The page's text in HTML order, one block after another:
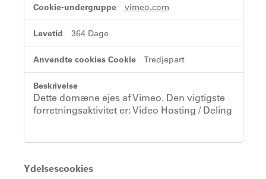
vimeo.com
364 Dage
Tredjepart
Dette domæne ejes af Vimeo. Den vigtigste
forretningsaktivitet er: Video Hosting / Deling
Ydelsescookies